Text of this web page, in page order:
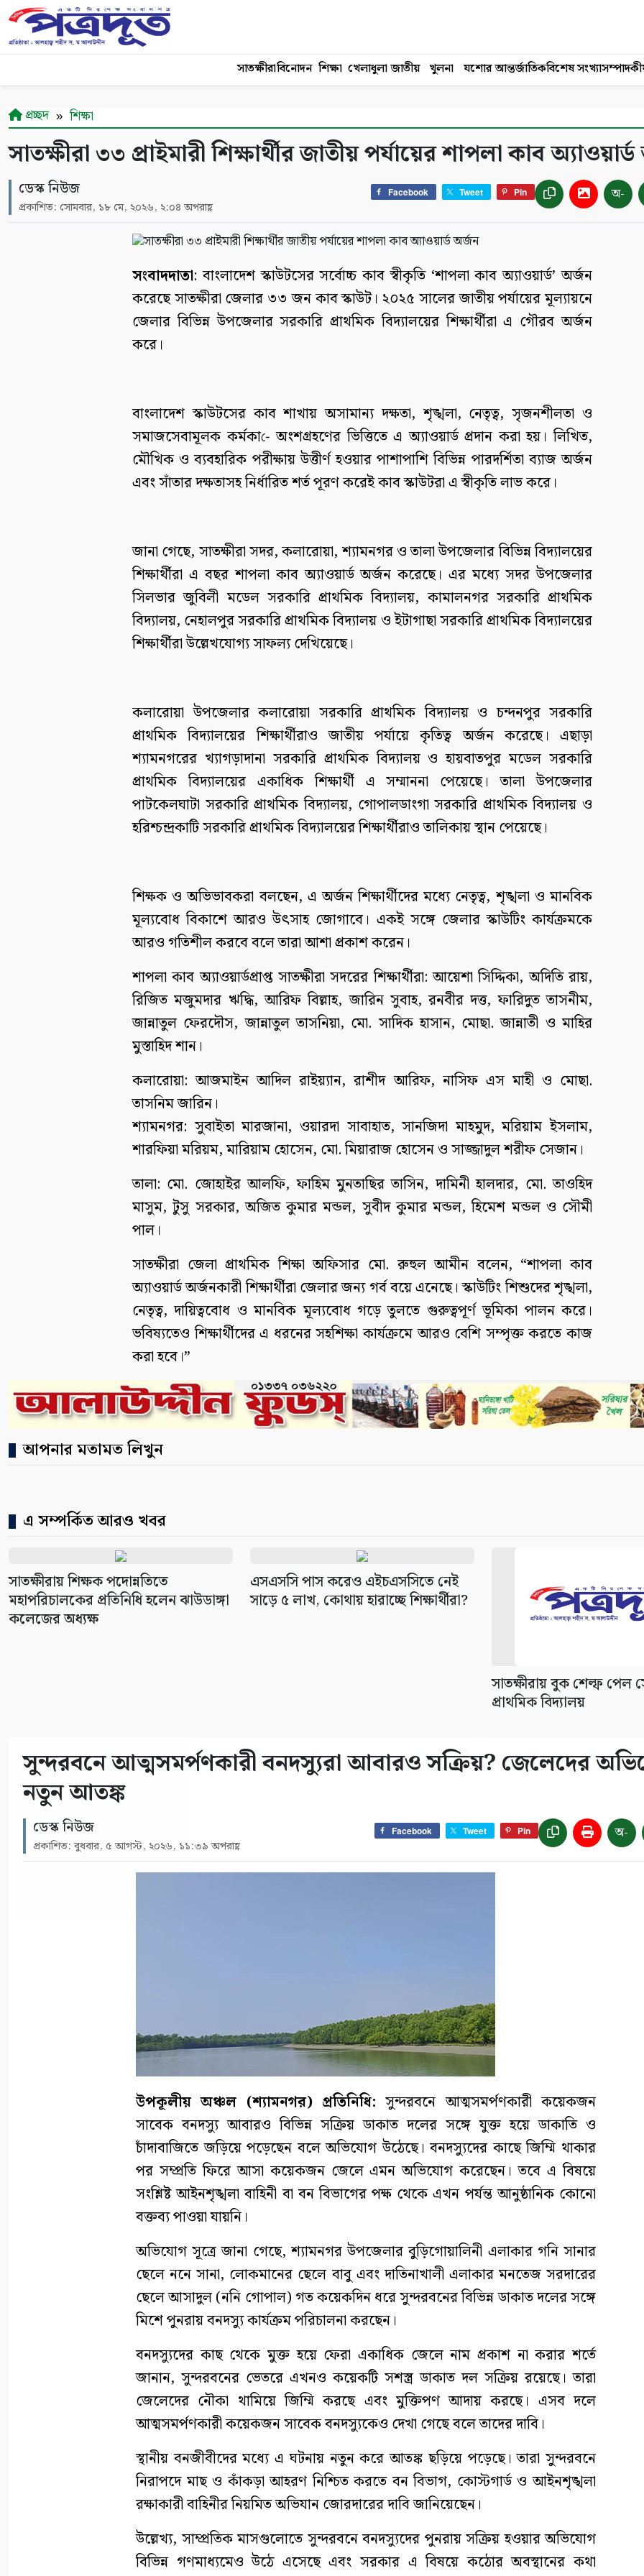
সাতক্ষীরাবিনোদন শিক্ষা খেলাধুলা জাতীয় খুলনা যশোর আন্তর্জাতিকবিশেষ সংখ্যা
প্রচ্ছদ শিক্ষা
সাতক্ষীরা ৩৩ প্রাইমারী শিক্ষার্থীর জাতীয় পর্যায়ের শাপলা কাব
ডেস্ক নিউজ
প্রকাশিত: সোমবার, ১৮ মে, ২০২৬, ২:০৪ অপরাহ্ণ
Facebook Tweet Pin অ-
সংবাদদাতা: বাংলাদেশ স্কাউটসের সর্বোচ্চ কাব স্বীকৃতি ‘শাপলা কাব অ্যাওয়ার্ড’ অর্জন
করেছে সাতক্ষীরা জেলার ৩৩ জন কাব স্কাউট। ২০২৫ সালের জাতীয় পর্যায়ের মূল্যায়নে
জেলার বিভিন্ন উপজেলার সরকারি প্রাথমিক বিদ্যালয়ের শিক্ষার্থীরা এ গৌরব অর্জন
করে।
বাংলাদেশ স্কাউটসের কাব শাখায় অসামান্য দক্ষতা, শৃঙ্খলা, নেতৃত্ব, সৃজনশীলতা ও
সমাজসেবামূলক কর্মকা-ে অংশগ্রহণের ভিত্তিতে এ অ্যাওয়ার্ড প্রদান করা হয়। লিখিত,
মৌখিক ও ব্যবহারিক পরীক্ষায় উত্তীর্ণ হওয়ার পাশাপাশি বিভিন্ন পারদর্শিতা ব্যাজ অর্জন
এবং সাঁতার দক্ষতাসহ নির্ধারিত শর্ত পূরণ করেই কাব স্কাউটরা এ স্বীকৃতি লাভ করে।
জানা গেছে, সাতক্ষীরা সদর, কলারোয়া, শ্যামনগর ও তালা উপজেলার বিভিন্ন বিদ্যালয়ের
শিক্ষার্থীরা এ বছর শাপলা কাব অ্যাওয়ার্ড অর্জন করেছে। এর মধ্যে সদর উপজেলার
সিলভার জুবিলী মডেল সরকারি প্রাথমিক বিদ্যালয়, কামালনগর সরকারি প্রাথমিক
বিদ্যালয়, নেহালপুর সরকারি প্রাথমিক বিদ্যালয় ও ইটাগাছা সরকারি প্রাথমিক বিদ্যালয়ের
শিক্ষার্থীরা উল্লেখযোগ্য সাফল্য দেখিয়েছে।
কলারোয়া উপজেলার কলারোয়া সরকারি প্রাথমিক বিদ্যালয় ও চন্দনপুর সরকারি
প্রাথমিক বিদ্যালয়ের শিক্ষার্থীরাও জাতীয় পর্যায়ে কৃতিত্ব অর্জন করেছে। এছাড়া
শ্যামনগরের খ্যাগড়াদানা সরকারি প্রাথমিক বিদ্যালয় ও হায়বাতপুর মডেল সরকারি
প্রাথমিক বিদ্যালয়ের একাধিক শিক্ষার্থী এ সম্মাননা পেয়েছে। তালা উপজেলার
পাটকেলঘাটা সরকারি প্রাথমিক বিদ্যালয়, গোপালডাংগা সরকারি প্রাথমিক বিদ্যালয় ও
হরিশ্চন্দ্রকাটি সরকারি প্রাথমিক বিদ্যালয়ের শিক্ষার্থীরাও তালিকায় স্থান পেয়েছে।
শিক্ষক ও অভিভাবকরা বলছেন, এ অর্জন শিক্ষার্থীদের মধ্যে নেতৃত্ব, শৃঙ্খলা ও মানবিক
মূল্যবোধ বিকাশে আরও উৎসাহ জোগাবে। একই সঙ্গে জেলার স্কাউটিং কার্যক্রমকে
আরও গতিশীল করবে বলে তারা আশা প্রকাশ করেন।
শাপলা কাব অ্যাওয়ার্ডপ্রাপ্ত সাতক্ষীরা সদরের শিক্ষার্থীরা: আয়েশা সিদ্দিকা, অদিতি রায়,
রিজিত মজুমদার ঋদ্ধি, আরিফ বিল্লাহ, জারিন সুবাহ, রনবীর দত্ত, ফারিদুত তাসনীম,
জান্নাতুল ফেরদৌস, জান্নাতুল তাসনিয়া, মো. সাদিক হাসান, মোছা. জান্নাতী ও মাহির
মুস্তাহিদ শান।
কলারোয়া: আজমাইন আদিল রাইয়্যান, রাশীদ আরিফ, নাসিফ এস মাহী ও মোছা.
তাসনিম জারিন।
শ্যামনগর: সুবাইতা মারজানা, ওয়ারদা সাবাহাত, সানজিদা মাহমুদ, মরিয়াম ইসলাম,
শারফিয়া মরিয়ম, মারিয়াম হোসেন, মো. মিয়ারাজ হোসেন ও সাজ্জাদুল শরীফ সেজান।
তালা: মো. জোহাইর আলফি, ফাহিম মুনতাছির তাসিন, দামিনী হালদার, মো. তাওহিদ
মাসুম, টুসু সরকার, অজিত কুমার মন্ডল, সুবীদ কুমার মন্ডল, হিমেশ মন্ডল ও সৌমী
পাল।
সাতক্ষীরা জেলা প্রাথমিক শিক্ষা অফিসার মো. রুহুল আমীন বলেন, “শাপলা কাব
অ্যাওয়ার্ড অর্জনকারী শিক্ষার্থীরা জেলার জন্য গর্ব বয়ে এনেছে। স্কাউটিং শিশুদের শৃঙ্খলা,
নেতৃত্ব, দায়িত্ববোধ ও মানবিক মূল্যবোধ গড়ে তুলতে গুরুত্বপূর্ণ ভূমিকা পালন করে।
ভবিষ্যতেও শিক্ষার্থীদের এ ধরনের সহশিক্ষা কার্যক্রমে আরও বেশি সম্পৃক্ত করতে কাজ
করা হবে।”
আপনার মতামত লিখুন
এ সম্পর্কিত আরও খবর
সাতক্ষীরায় শিক্ষক পদোন্নতিতে
মহাপরিচালকের প্রতিনিধি হলেন ঝাউডাঙ্গা
কলেজের অধ্যক্ষ
এসএসসি পাস করেও এইচএসসিতে নেই
সাড়ে ৫ লাখ, কোথায় হারাচ্ছে শিক্ষার্থীরা?
সাতক্ষীরায় বুক শেল্ফ পেল
প্রাথমিক বিদ্যালয়
সুন্দরবনে আত্মসমর্পণকারী বনদস্যুরা আবারও সক্রিয়? জেলেদের
নতুন আতঙ্ক
ডেস্ক নিউজ
প্রকাশিত: বুধবার, ৫ আগস্ট, ২০২৬, ১১:৩৯ অপরাহ্ণ
Facebook Tweet Pin অ-
উপকূলীয় অঞ্চল (শ্যামনগর) প্রতিনিধি: সুন্দরবনে আত্মসমর্পণকারী কয়েকজন
সাবেক বনদস্যু আবারও বিভিন্ন সক্রিয় ডাকাত দলের সঙ্গে যুক্ত হয়ে ডাকাতি ও
চাঁদাবাজিতে জড়িয়ে পড়েছেন বলে অভিযোগ উঠেছে। বনদস্যুদের কাছে জিম্মি থাকার
পর সম্প্রতি ফিরে আসা কয়েকজন জেলে এমন অভিযোগ করেছেন। তবে এ বিষয়ে
সংশ্লিষ্ট আইনশৃঙ্খলা বাহিনী বা বন বিভাগের পক্ষ থেকে এখন পর্যন্ত আনুষ্ঠানিক কোনো
বক্তব্য পাওয়া যায়নি।
অভিযোগ সূত্রে জানা গেছে, শ্যামনগর উপজেলার বুড়িগোয়ালিনী এলাকার গনি সানার
ছেলে ননে সানা, লোকমানের ছেলে বাবু এবং দাতিনাখালী এলাকার মনতেজ সরদারের
ছেলে আসাদুল (ননি গোপাল) গত কয়েকদিন ধরে সুন্দরবনের বিভিন্ন ডাকাত দলের সঙ্গে
মিশে পুনরায় বনদস্যু কার্যক্রম পরিচালনা করছেন।
বনদস্যুদের কাছ থেকে মুক্ত হয়ে ফেরা একাধিক জেলে নাম প্রকাশ না করার শর্তে
জানান, সুন্দরবনের ভেতরে এখনও কয়েকটি সশস্ত্র ডাকাত দল সক্রিয় রয়েছে। তারা
জেলেদের নৌকা থামিয়ে জিম্মি করছে এবং মুক্তিপণ আদায় করছে। এসব দলে
আত্মসমর্পণকারী কয়েকজন সাবেক বনদস্যুকেও দেখা গেছে বলে তাদের দাবি।
স্থানীয় বনজীবীদের মধ্যে এ ঘটনায় নতুন করে আতঙ্ক ছড়িয়ে পড়েছে। তারা সুন্দরবনে
নিরাপদে মাছ ও কাঁকড়া আহরণ নিশ্চিত করতে বন বিভাগ, কোস্টগার্ড ও আইনশৃঙ্খলা
রক্ষাকারী বাহিনীর নিয়মিত অভিযান জোরদারের দাবি জানিয়েছেন।
উল্লেখ্য, সাম্প্রতিক মাসগুলোতে সুন্দরবনে বনদস্যুদের পুনরায় সক্রিয় হওয়ার অভিযোগ
বিভিন্ন গণমাধ্যমেও উঠে এসেছে এবং সরকার এ বিষয়ে কঠোর অবস্থানের কথা